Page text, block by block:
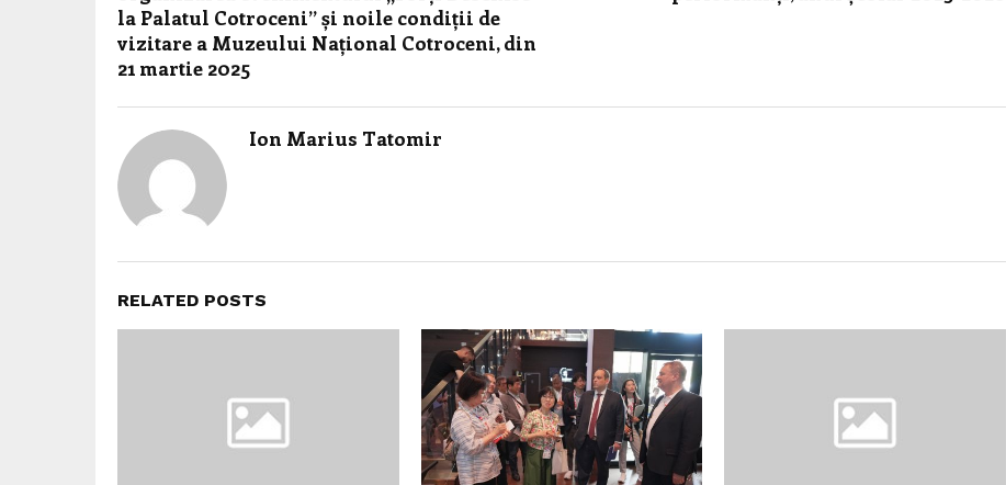
la Palatul Cotroceni” și noile condiții de
vizitare a Muzeului Național Cotroceni, din
21 martie 2025
Ion Marius Tatomir
RELATED POSTS